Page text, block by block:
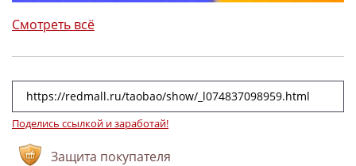
Смотреть всё
Поделись ссылкой и заработай!
Защита покупателя